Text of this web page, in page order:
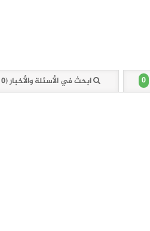
0 ابحث في الأسئلة والأخبار (0 وثائق)